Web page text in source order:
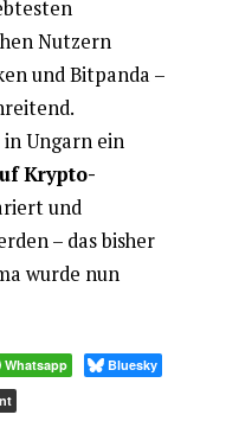
Nutzern
und Bitpanda –
Ungarn ein
Krypto-
und
– das bisher
wurde nun
Whatsapp Bluesky